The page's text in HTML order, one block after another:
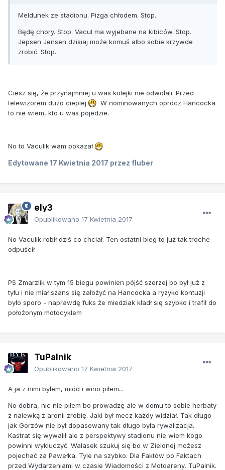
Meldunek ze stadionu. Pizga chłodem. Stop.
Będę chory. Stop. Vacul ma wyjebane na kibiców. Stop.
Jepsen Jensen dzisiaj może komuś albo sobie krzywde
zrobić. Stop.
Ciesz się, że przynajmniej u was kolejki nie odwołali. Przed
telewizorem dużo cieplej
W nominowanych oprócz Hancocka
to nie wiem, kto u was pojedzie.
No to Vaculik wam pokazał
Edytowane 17 Kwietnia 2017 przez fluber
ely3
Opublikowano 17 Kwietnia 2017
No Vaculik robił dziś co chciał. Ten ostatni bieg to już tak troche
odpuścił
PS Zmarzlik w tym 15 biegu powinien pójść szerzej bo był już z
tyłu i nie miał szans się założyć na Hancocka a ryzyko kontuzji
było sporo - naprawdę fuks że miedziak kładł się szybko i trafił do
położonym motocyklem
TuPalnik
Opublikowano 17 Kwietnia 2017
A ja z nimi byłem, miód i wino piłem...
No dobra, nic nie piłem bo prowadzę ale w domu to sobie herbaty
z nalewką z aronii zrobię. Jaki był mecz każdy widział. Tak długo
jak Gorzów nie był dopasowany tak długo była rywalizacja.
Kastrat się wywalił ale z perspektywy stadionu nie wiem kogo
powinni wykluczyć. Walasek szukuj się bo w Zielonej możesz
pojechać za Pawełka. Tyle na szybko. Dla Faktów po Faktach
przed Wydarzeniami w czasie Wiadomości z Motoareny, TuPalnik.